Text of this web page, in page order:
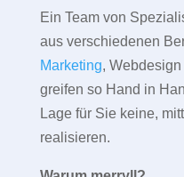
Ein Team von
aus verschiedenen
Marketing,
greifen so Hand in
Lage für Sie keine,
realisieren.